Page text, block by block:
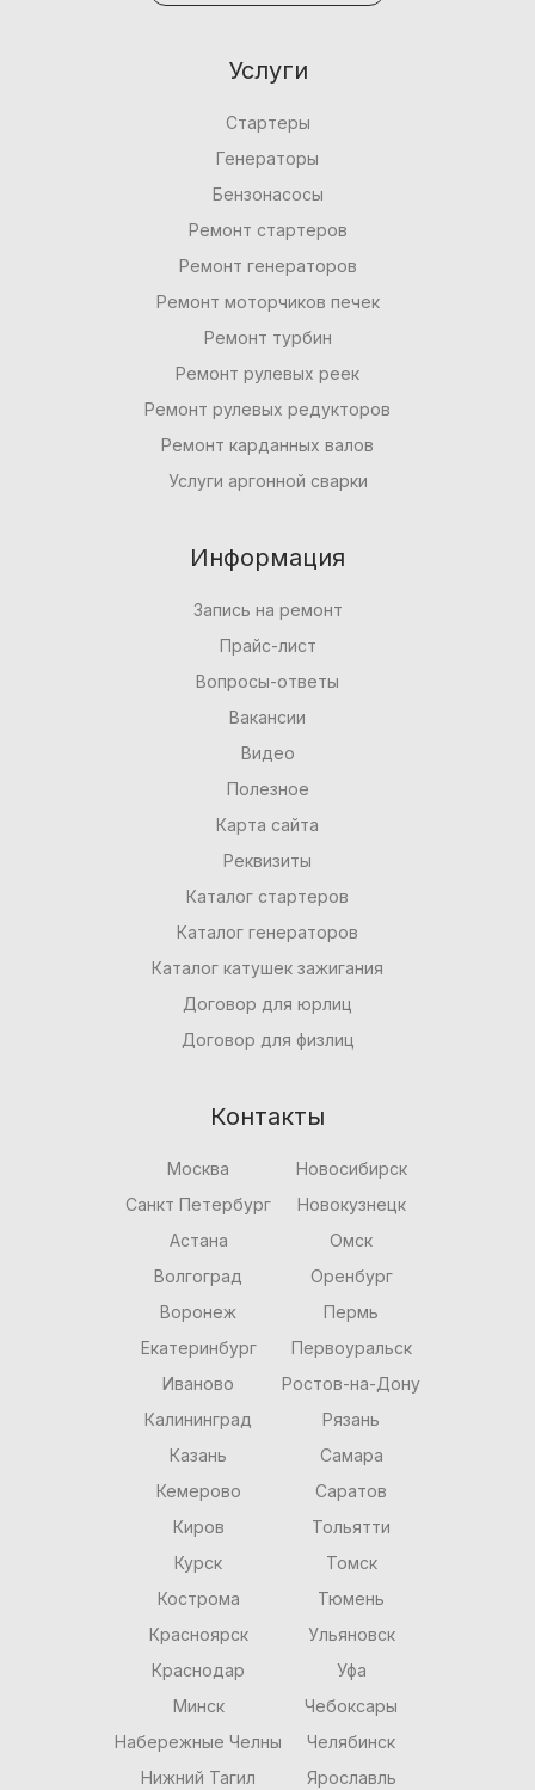
Услуги
Стартеры
Генераторы
Бензонасосы
Ремонт стартеров
Ремонт генераторов
Ремонт моторчиков печек
Ремонт турбин
Ремонт рулевых реек
Ремонт рулевых редукторов
Ремонт карданных валов
Услуги аргонной сварки
Информация
Запись на ремонт
Прайс-лист
Вопросы-ответы
Вакансии
Видео
Полезное
Карта сайта
Реквизиты
Каталог стартеров
Каталог генераторов
Каталог катушек зажигания
Договор для юрлиц
Договор для физлиц
Контакты
Москва
Санкт Петербург
Астана
Волгоград
Воронеж
Екатеринбург
Иваново
Калининград
Казань
Кемерово
Киров
Курск
Кострома
Красноярск
Краснодар
Минск
Набережные Челны
Нижний Тагил
Новосибирск
Новокузнецк
Омск
Оренбург
Пермь
Первоуральск
Ростов-на-Дону
Рязань
Самара
Саратов
Тольятти
Томск
Тюмень
Ульяновск
Уфа
Чебоксары
Челябинск
Ярославль